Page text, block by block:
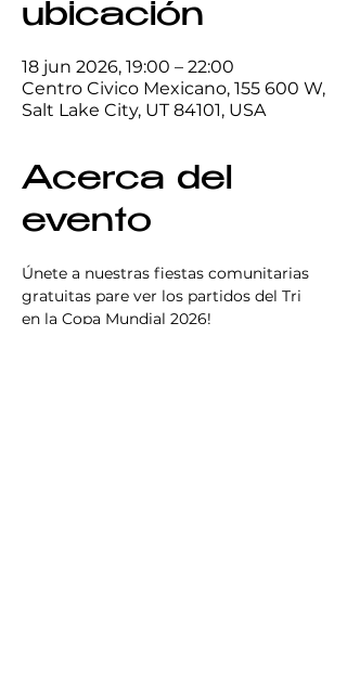
ubicación
18 jun 2026, 19:00 – 22:00
Centro Civico Mexicano, 155 600 W,
Salt Lake City, UT 84101, USA
Acerca del
evento
Únete a nuestras fiestas comunitarias
gratuitas pare ver los partidos del Tri
en la Copa Mundial 2026!